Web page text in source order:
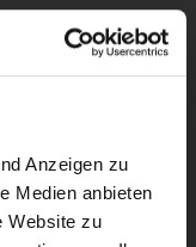
Anzeigen zu
Medien anbieten
Website zu
den von Ihnen
unseres Service
Sie dann nicht
löschen .